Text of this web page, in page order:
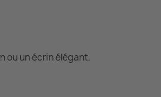
ou un écrin élégant.